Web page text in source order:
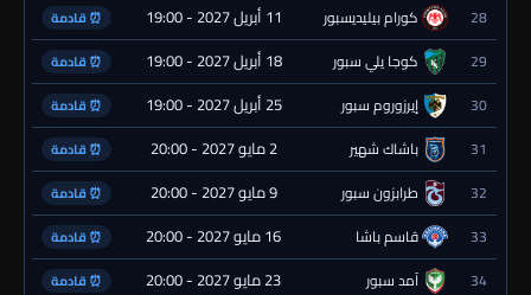
28 كورام بيليديسبور 11 أبريل 2027 - 19:00 ⏰ قادمة
29 كوجا يلي سبور 18 أبريل 2027 - 19:00 ⏰ قادمة
30 إيرزوروم سبور 25 أبريل 2027 - 19:00 ⏰ قادمة
31 باشاك شهير 2 مايو 2027 - 20:00 ⏰ قادمة
32 طرابزون سبور 9 مايو 2027 - 20:00 ⏰ قادمة
33 قاسم باشا 16 مايو 2027 - 20:00 ⏰ قادمة
34 آمد سبور 23 مايو 2027 - 20:00 ⏰ قادمة